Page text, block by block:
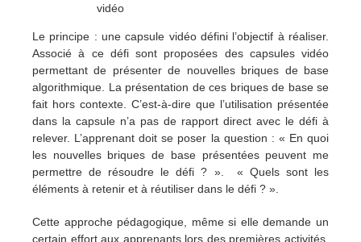
vidéo
Le principe : une capsule vidéo défini l’objectif à réaliser.
Associé à ce défi sont proposées des capsules vidéo
permettant de présenter de nouvelles briques de base
algorithmique. La présentation de ces briques de base se
fait hors contexte. C’est-à-dire que l’utilisation présentée
dans la capsule n’a pas de rapport direct avec le défi à
relever. L’apprenant doit se poser la question : « En quoi
les nouvelles briques de base présentées peuvent me
permettre de résoudre le défi ? ». « Quels sont les
éléments à retenir et à réutiliser dans le défi ? ».
Cette approche pédagogique, même si elle demande un
certain effort aux apprenants lors des premières activités,